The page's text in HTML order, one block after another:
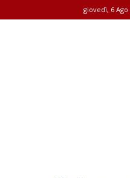
giovedì, 6 Ago